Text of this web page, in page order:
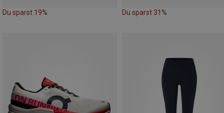
Du sparst 19% Du sparst 31%